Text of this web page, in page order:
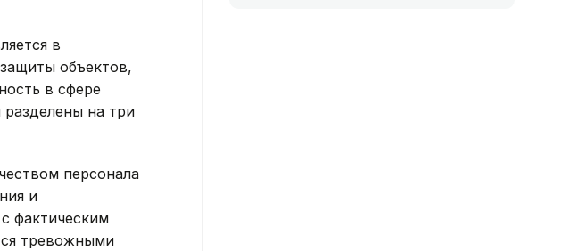
в
объектов,
в сфере
разделены на три
персонала
и
фактическим
тревожными